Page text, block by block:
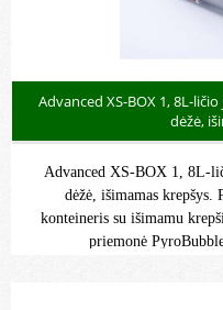
Advanced XS-BOX 1, 8L-
dėžė,
Advanced XS-BOX 1, 8L-
dėžė, išimamas krepšys.
konteineris su išimamu
priemonė